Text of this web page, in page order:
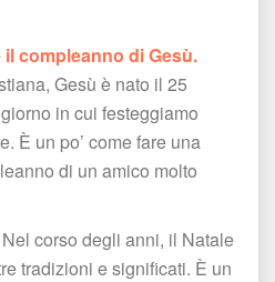
il compleanno di Gesù.
Gesù è nato il 25
in cui festeggiamo
È un po’ come fare una
di un amico molto
Nel corso degli anni, il Natale
tradizioni e significati. È un